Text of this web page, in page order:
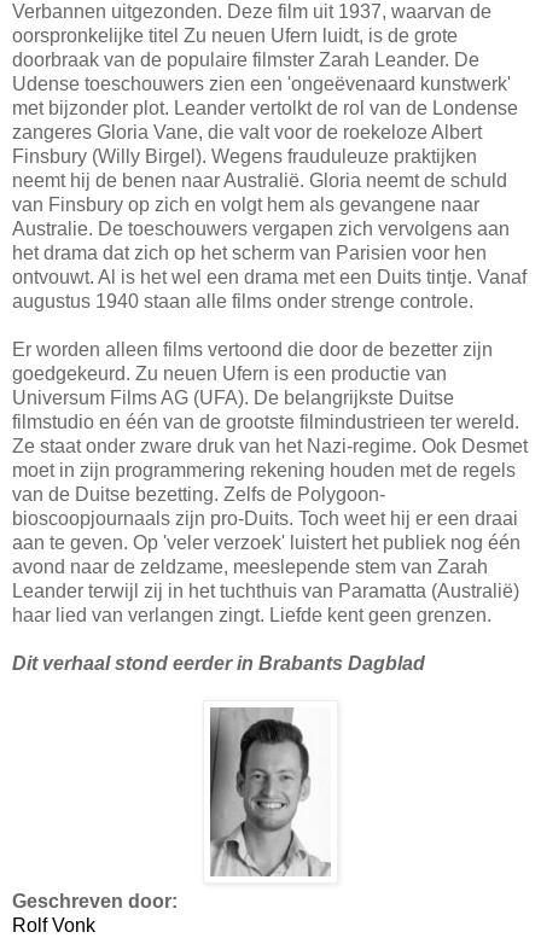
Verbannen uitgezonden. Deze film uit 1937, waarvan de
oorspronkelijke titel Zu neuen Ufern luidt, is de grote
doorbraak van de populaire filmster Zarah Leander. De
Udense toeschouwers zien een 'ongeëvenaard kunstwerk'
met bijzonder plot. Leander vertolkt de rol van de Londense
zangeres Gloria Vane, die valt voor de roekeloze Albert
Finsbury (Willy Birgel). Wegens frauduleuze praktijken
neemt hij de benen naar Australië. Gloria neemt de schuld
van Finsbury op zich en volgt hem als gevangene naar
Australie. De toeschouwers vergapen zich vervolgens aan
het drama dat zich op het scherm van Parisien voor hen
ontvouwt. Al is het wel een drama met een Duits tintje. Vanaf
augustus 1940 staan alle films onder strenge controle.
Er worden alleen films vertoond die door de bezetter zijn
goedgekeurd. Zu neuen Ufern is een productie van
Universum Films AG (UFA). De belangrijkste Duitse
filmstudio en één van de grootste filmindustrieen ter wereld.
Ze staat onder zware druk van het Nazi-regime. Ook Desmet
moet in zijn programmering rekening houden met de regels
van de Duitse bezetting. Zelfs de Polygoon-
bioscoopjournaals zijn pro-Duits. Toch weet hij er een draai
aan te geven. Op 'veler verzoek' luistert het publiek nog één
avond naar de zeldzame, meeslepende stem van Zarah
Leander terwijl zij in het tuchthuis van Paramatta (Australië)
haar lied van verlangen zingt. Liefde kent geen grenzen.
Dit verhaal stond eerder in Brabants Dagblad
Geschreven door:
Rolf Vonk